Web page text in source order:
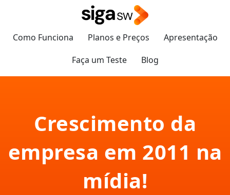
Como Funciona Planos e Preços
Apresentação
Faça um Teste
Blog
Crescimento da
empresa em 2011 na
mídia!